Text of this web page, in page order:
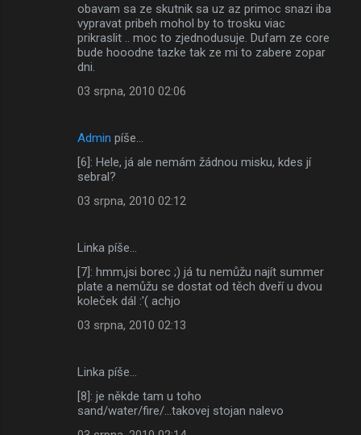
obavam sa ze skutnik sa uz az primoc snazi iba
vypravat pribeh mohol by to trosku viac
prikraslit .. moc to zjednodusuje. Dufam ze core
bude hooodne tazke tak ze mi to zabere zopar
dni.
03 srpna, 2010 02:06
Admin píše…
[6]: Hele, já ale nemám žádnou misku, kdes jí
sebral?
03 srpna, 2010 02:12
Linka píše…
[7]: hmm,jsi borec ;) já tu nemůžu najít summer
plate a nemůžu se dostat od těch dveří u dvou
koleček dál :'( achjo
03 srpna, 2010 02:13
Linka píše…
[8]: je někde tam u toho
sand/water/fire/...takovej stojan nalevo